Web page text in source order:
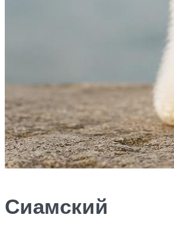
Сиамский